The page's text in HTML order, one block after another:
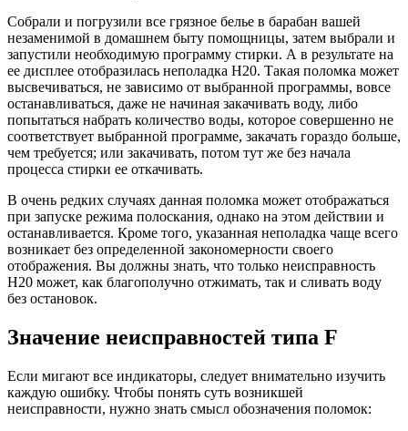
Собрали и погрузили все грязное белье в барабан вашей
незаменимой в домашнем быту помощницы, затем выбрали и
запустили необходимую программу стирки. А в результате на
ее дисплее отобразилась неполадка H20. Такая поломка может
высвечиваться, не зависимо от выбранной программы, вовсе
останавливаться, даже не начиная закачивать воду, либо
попытаться набрать количество воды, которое совершенно не
соответствует выбранной программе, закачать гораздо больше,
чем требуется; или закачивать, потом тут же без начала
процесса стирки ее откачивать.
В очень редких случаях данная поломка может отображаться
при запуске режима полоскания, однако на этом действии и
останавливается. Кроме того, указанная неполадка чаще всего
возникает без определенной закономерности своего
отображения. Вы должны знать, что только неисправность
Н20 может, как благополучно отжимать, так и сливать воду
без остановок.
Значение неисправностей типа F
Если мигают все индикаторы, следует внимательно изучить
каждую ошибку. Чтобы понять суть возникшей
неисправности, нужно знать смысл обозначения поломок: